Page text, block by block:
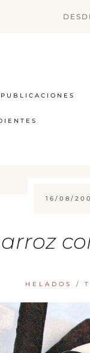
PUBLICACIONES
16/08/
HELADOS /